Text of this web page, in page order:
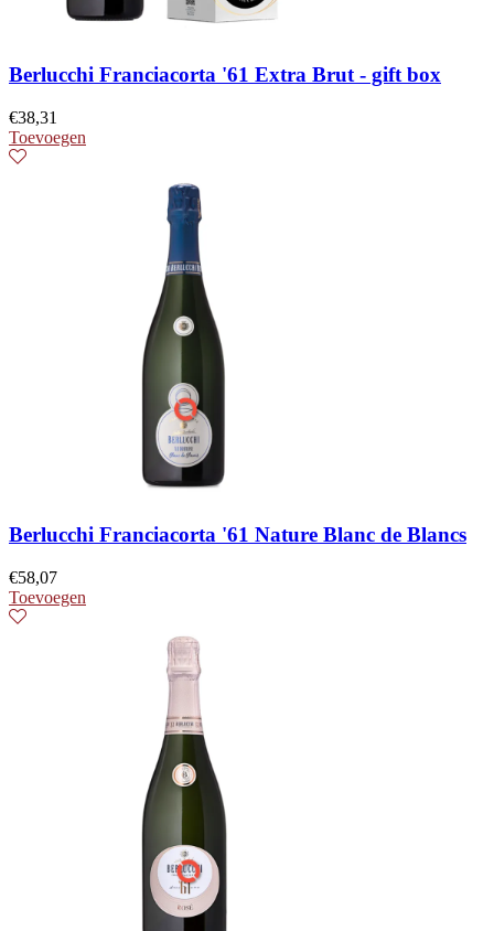
Berlucchi Franciacorta '61 Extra Brut - gift box
€38,31
Toevoegen
Berlucchi Franciacorta '61 Nature Blanc de Blancs
€58,07
Toevoegen